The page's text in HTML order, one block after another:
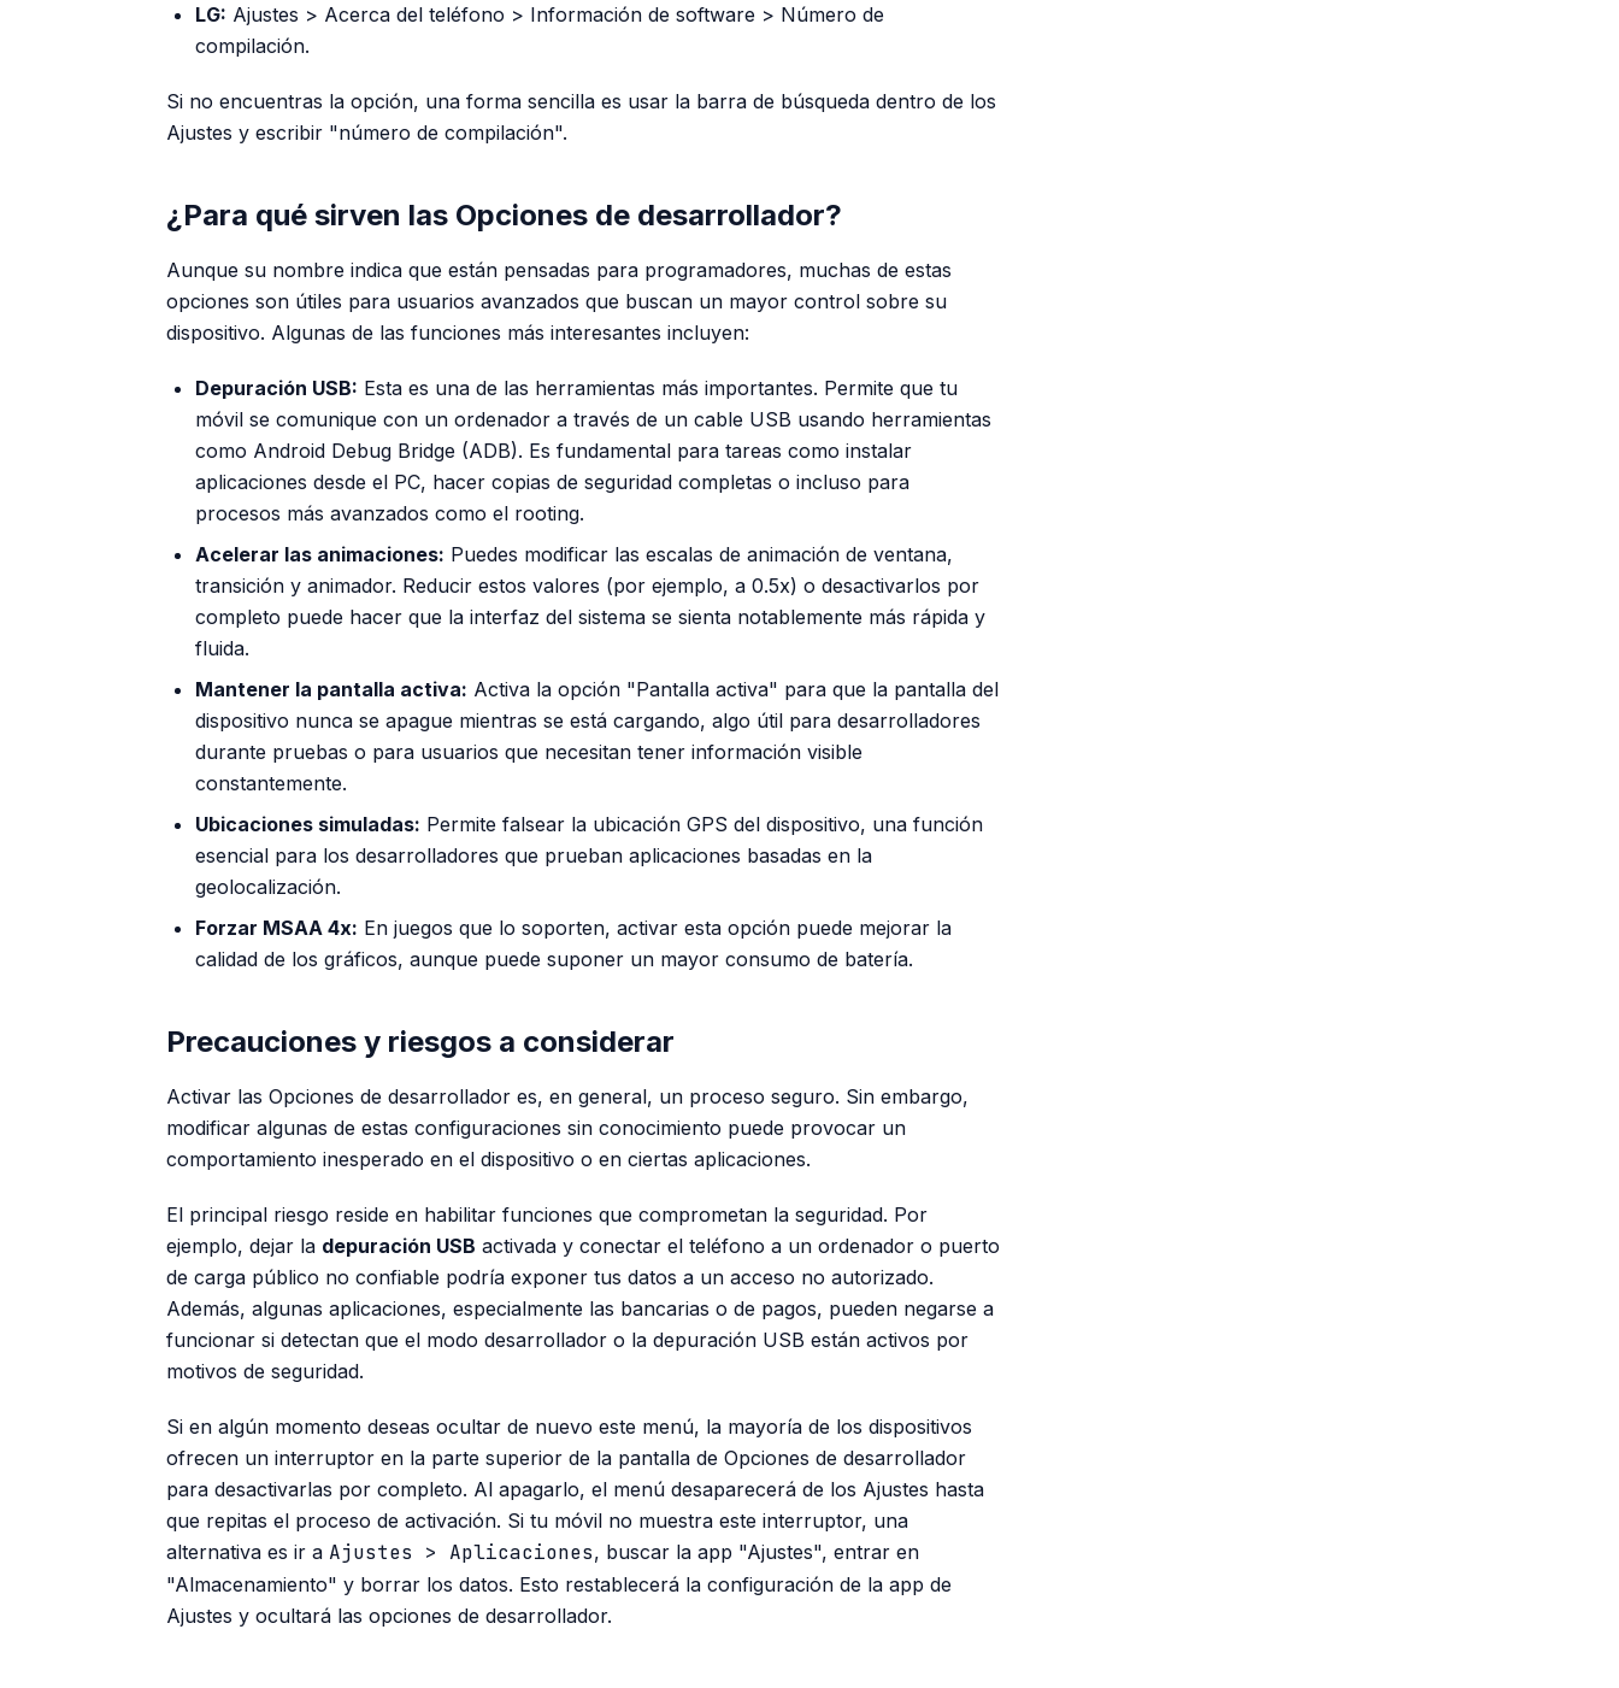
LG: Ajustes > Acerca del teléfono > Información de software > Número de
compilación.
Si no encuentras la opción, una forma sencilla es usar la barra de búsqueda dentro de los
Ajustes y escribir "número de compilación".
¿Para qué sirven las Opciones de desarrollador?
Aunque su nombre indica que están pensadas para programadores, muchas de estas
opciones son útiles para usuarios avanzados que buscan un mayor control sobre su
dispositivo. Algunas de las funciones más interesantes incluyen:
Depuración USB: Esta es una de las herramientas más importantes. Permite que tu
móvil se comunique con un ordenador a través de un cable USB usando herramientas
como Android Debug Bridge (ADB). Es fundamental para tareas como instalar
aplicaciones desde el PC, hacer copias de seguridad completas o incluso para
procesos más avanzados como el rooting.
Acelerar las animaciones: Puedes modificar las escalas de animación de ventana,
transición y animador. Reducir estos valores (por ejemplo, a 0.5x) o desactivarlos por
completo puede hacer que la interfaz del sistema se sienta notablemente más rápida y
fluida.
Mantener la pantalla activa: Activa la opción "Pantalla activa" para que la pantalla del
dispositivo nunca se apague mientras se está cargando, algo útil para desarrolladores
durante pruebas o para usuarios que necesitan tener información visible
constantemente.
Ubicaciones simuladas: Permite falsear la ubicación GPS del dispositivo, una función
esencial para los desarrolladores que prueban aplicaciones basadas en la
geolocalización.
Forzar MSAA 4x: En juegos que lo soporten, activar esta opción puede mejorar la
calidad de los gráficos, aunque puede suponer un mayor consumo de batería.
Precauciones y riesgos a considerar
Activar las Opciones de desarrollador es, en general, un proceso seguro. Sin embargo,
modificar algunas de estas configuraciones sin conocimiento puede provocar un
comportamiento inesperado en el dispositivo o en ciertas aplicaciones.
El principal riesgo reside en habilitar funciones que comprometan la seguridad. Por
ejemplo, dejar la depuración USB activada y conectar el teléfono a un ordenador o puerto
de carga público no confiable podría exponer tus datos a un acceso no autorizado.
Además, algunas aplicaciones, especialmente las bancarias o de pagos, pueden negarse a
funcionar si detectan que el modo desarrollador o la depuración USB están activos por
motivos de seguridad.
Si en algún momento deseas ocultar de nuevo este menú, la mayoría de los dispositivos
ofrecen un interruptor en la parte superior de la pantalla de Opciones de desarrollador
para desactivarlas por completo. Al apagarlo, el menú desaparecerá de los Ajustes hasta
que repitas el proceso de activación. Si tu móvil no muestra este interruptor, una
alternativa es ir a Ajustes > Aplicaciones, buscar la app "Ajustes", entrar en
"Almacenamiento" y borrar los datos. Esto restablecerá la configuración de la app de
Ajustes y ocultará las opciones de desarrollador.